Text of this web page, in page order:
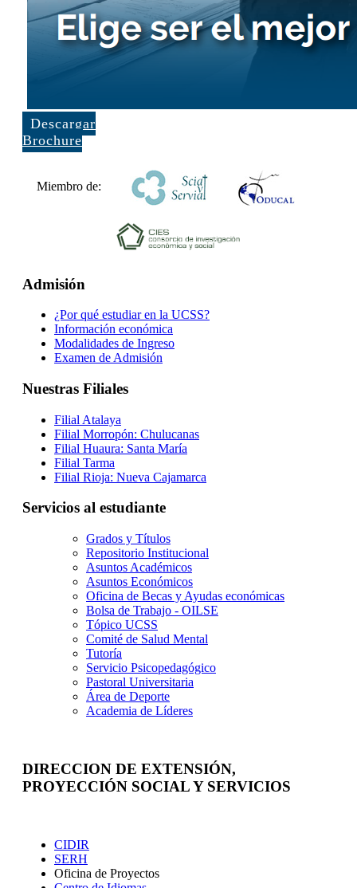
Descargar
Brochure
Miembro de:
Admisión
¿Por qué estudiar en la UCSS?
Información económica
Modalidades de Ingreso
Examen de Admisión
Nuestras Filiales
Filial Atalaya
Filial Morropón: Chulucanas
Filial Huaura: Santa María
Filial Tarma
Filial Rioja: Nueva Cajamarca
Servicios al estudiante
Grados y Títulos
Repositorio Institucional
Asuntos Académicos
Asuntos Económicos
Oficina de Becas y Ayudas económicas
Bolsa de Trabajo - OILSE
Tópico UCSS
Comité de Salud Mental
Tutoría
Servicio Psicopedagógico
Pastoral Universitaria
Área de Deporte
Academia de Líderes
DIRECCION DE EXTENSIÓN,
PROYECCIÓN SOCIAL Y SERVICIOS
CIDIR
SERH
Oficina de Proyectos